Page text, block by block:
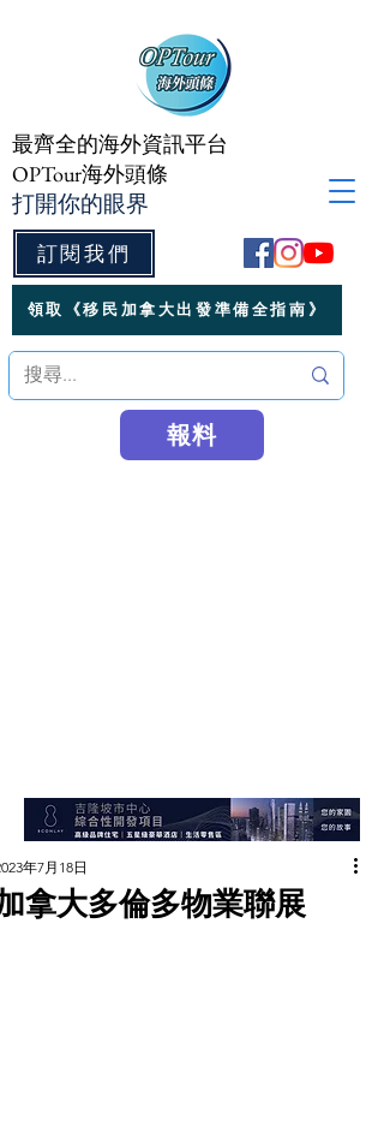
訂閱我們
最齊全的海外資訊平台
OPTour海外頭條
打開你的眼界
領取《移民加拿大出發準備全指南》
報料
拿大多倫多物業聯展
年7月18日